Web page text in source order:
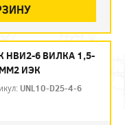
НВИ2-6 ВИЛКА 1,5-
ИЭК
UNL10-D25-4-6